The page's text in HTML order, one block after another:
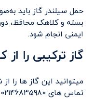
حمل سیلندر گاز باید
بسته و کلاهک محافظ،
ایمنی انجام شود.
گاز ترکیبی را از
میتوانید این گاز ها را
تماس های 02146835980-02146837072 تهیه کنید.